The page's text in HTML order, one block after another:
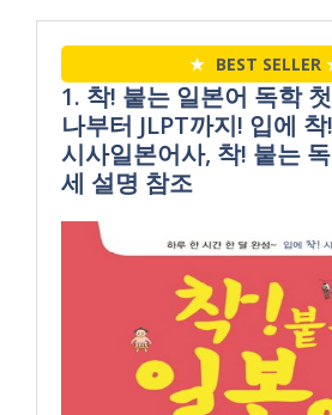
★ BEST SELLER
1. 착! 붙는 일본어 독학
나부터 JLPT까지! 입에
시사일본어사, 착! 붙는
세 설명 참조